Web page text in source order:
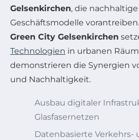
Gelsenkirchen, die
Geschäftsmodelle
Green City Gelsenkirchen
Technologien in urbanen
demonstrieren die Synergien
und Nachhaltigkeit.
Ausbau digitaler
Glasfasernetzen
Datenbasierte Verkehrs-